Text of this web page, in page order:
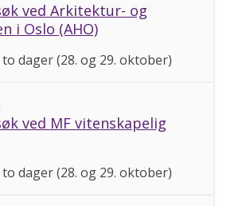
ved Arkitektur- og
i Oslo (AHO)
dager (28. og 29. oktober)
ved MF vitenskapelig
dager (28. og 29. oktober)